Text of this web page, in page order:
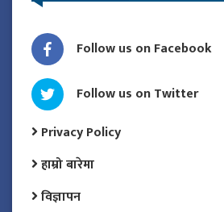
Follow us on Facebook
Follow us on Twitter
Privacy Policy
हाम्रो बारेमा
विज्ञापन